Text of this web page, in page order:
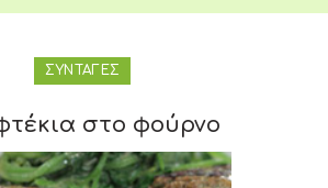
ΣΥΝΤΑΓΕΣ
στο φούρνο